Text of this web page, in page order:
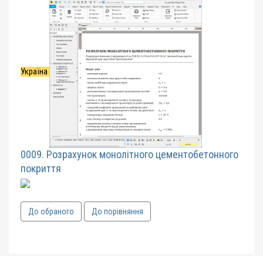
Україна
0009. Розрахунок монолітного цементобетонного
покриття
До обраного До порівняння